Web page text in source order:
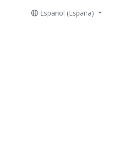
Español (España)